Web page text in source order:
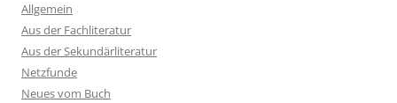
Allgemein
Aus der Fachliteratur
Aus der Sekundärliteratur
Netzfunde
Neues vom Buch